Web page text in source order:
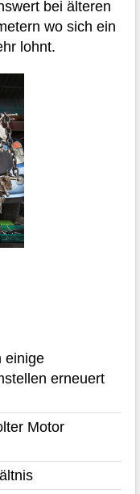
bei älteren
wo sich ein
lohnt.
einige
erneuert
Motor